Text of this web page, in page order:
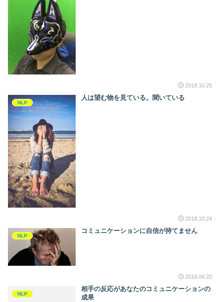
2018.10.25
NLP
人は望む物を見ている。聞いている
2018.10.24
NLP
コミュニケーションに自信が持てません
2018.04.20
NLP
相手の反応があなたのコミュニケーションの
成果